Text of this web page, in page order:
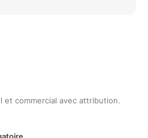
et commercial avec attribution.